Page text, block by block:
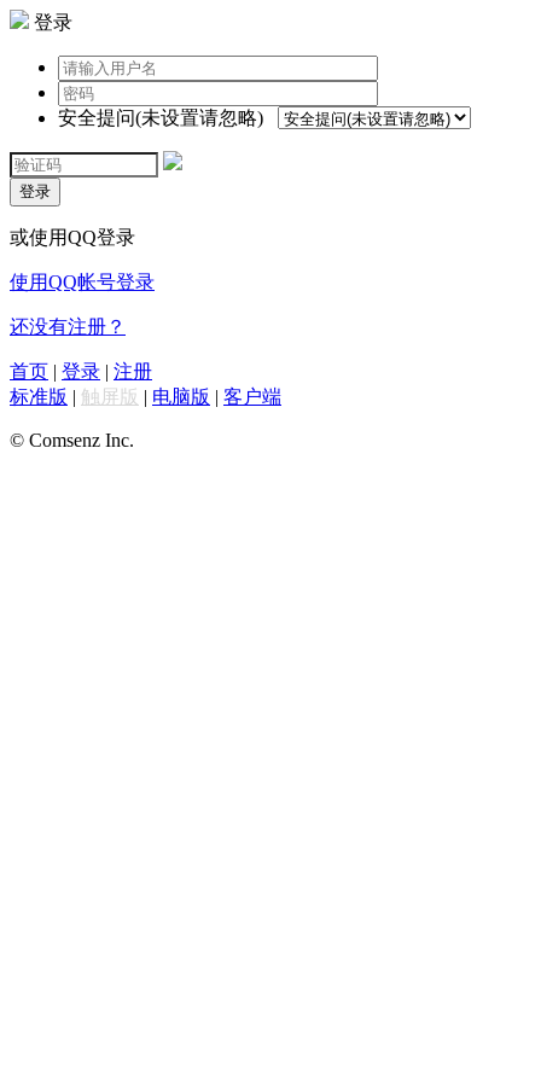
登录
安全提问(未设置请忽略)
登录
或使用QQ登录
使用QQ帐号登录
还没有注册？
首页 | 登录 | 注册
标准版 | 触屏版 | 电脑版 | 客户端
© Comsenz Inc.